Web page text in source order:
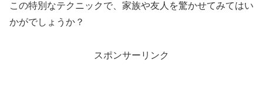
この特別なテクニックで、家族や友人を驚かせてみてはい
かがでしょうか？
スポンサーリンク